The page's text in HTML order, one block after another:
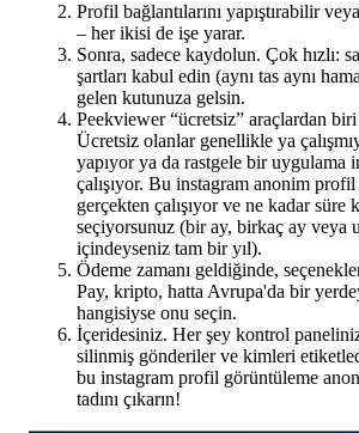
Profil bağlantılarını yapıştırabilir
– her ikisi de işe yarar.
Sonra, sadece kaydolun. Çok hızlı:
şartları kabul edin (aynı tas aynı
gelen kutunuza gelsin.
Peekviewer “ücretsiz” araçlardan
Ücretsiz olanlar genellikle ya
yapıyor ya da rastgele bir uygulama
çalışıyor. Bu instagram anonim profil
gerçekten çalışıyor ve ne kadar
seçiyorsunuz (bir ay, birkaç ay veya
içindeyseniz tam bir yıl).
Ödeme zamanı geldiğinde,
Pay, kripto, hatta Avrupa'da bir
hangisiyse onu seçin.
İçeridesiniz. Her şey kontrol
silinmiş gönderiler ve kimleri
bu instagram profil görüntüleme
tadını çıkarın!